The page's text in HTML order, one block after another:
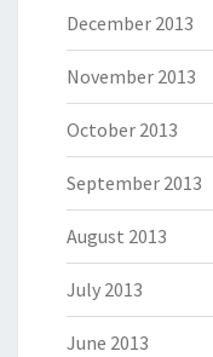
December 2013
November 2013
October 2013
September 2013
August 2013
July 2013
June 2013